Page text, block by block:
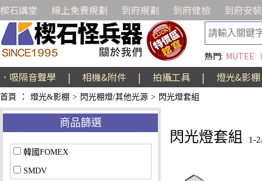
楔石講堂 線上免費規劃 到府規劃 到府健檢 到府安裝
熱門: MUTEE
．吸隔音聲學 | 相機&附件 | 拍攝工具 | 燈光&影棚
首頁 ： 燈光&影棚 > 閃光棚燈/其他光源 > 閃光燈套組
商品篩選
韓國FOMEX
SMDV
閃光燈套組 1-